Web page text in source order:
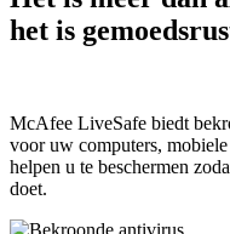
het is
McAfee LiveSafe biedt
voor uw computers,
helpen u te beschermen
doet.